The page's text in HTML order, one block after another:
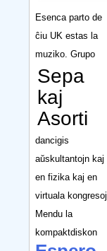
Esenca parto de
ĉiu UK estas la
muziko. Grupo
Sepa
kaj
Asorti
dancigis
aŭskultantojn kaj
en fizika kaj en
virtuala kongresoj.
Mendu la
kompaktdiskon